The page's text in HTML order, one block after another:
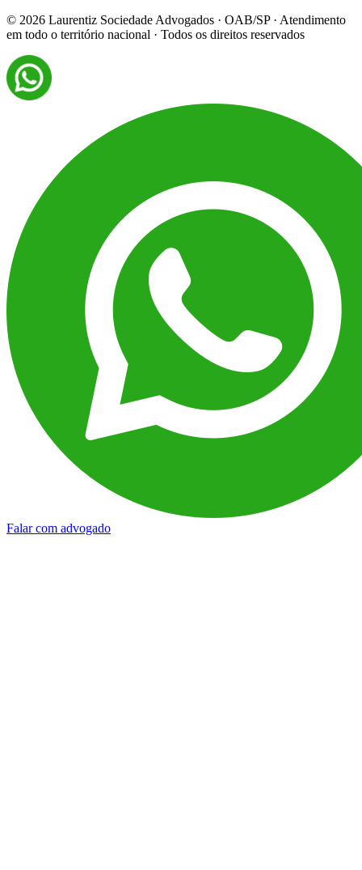
© 2026 Laurentiz Sociedade Advogados · OAB/SP · Atendimento
em todo o território nacional · Todos os direitos reservados
Falar com advogado